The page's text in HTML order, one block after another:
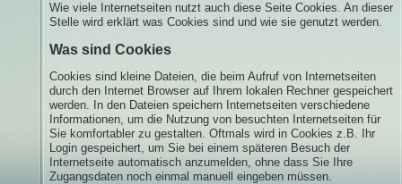
Wie viele Internetseiten nutzt auch diese Seite Cookies. An dieser
Stelle wird erklärt was Cookies sind und wie sie genutzt werden.
Was sind Cookies
Cookies sind kleine Dateien, die beim Aufruf von Internetseiten
durch den Internet Browser auf Ihrem lokalen Rechner gespeichert
werden. In den Dateien speichern Internetseiten verschiedene
Informationen, um die Nutzung von besuchten Internetseiten für
Sie komfortabler zu gestalten. Oftmals wird in Cookies z.B. Ihr
Login gespeichert, um Sie bei einem späteren Besuch der
Internetseite automatisch anzumelden, ohne dass Sie Ihre
Zugangsdaten noch einmal manuell eingeben müssen.